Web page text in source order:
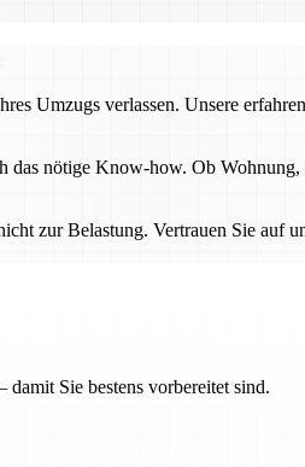
Umzugs verlassen. Unsere
nötige Know-how. Ob
zur Belastung. Vertrauen Sie auf
Sie bestens vorbereitet sind.